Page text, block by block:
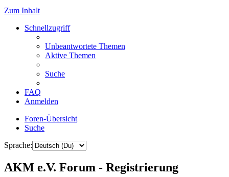
Zum Inhalt
Schnellzugriff
Unbeantwortete Themen
Aktive Themen
Suche
FAQ
Anmelden
Foren-Übersicht
Suche
Sprache:
AKM e.V. Forum - Registrierung